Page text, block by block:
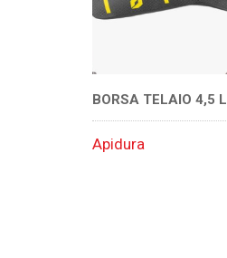
BORSA TELAIO 4,5 L
Apidura